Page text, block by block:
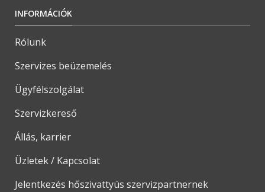
INFORMÁCIÓK
Rólunk
Szervizes beüzemelés
Ügyfélszolgálat
Szervizkereső
Állás, karrier
Üzletek / Kapcsolat
Jelentkezés hőszivattyús szervizpartnernek